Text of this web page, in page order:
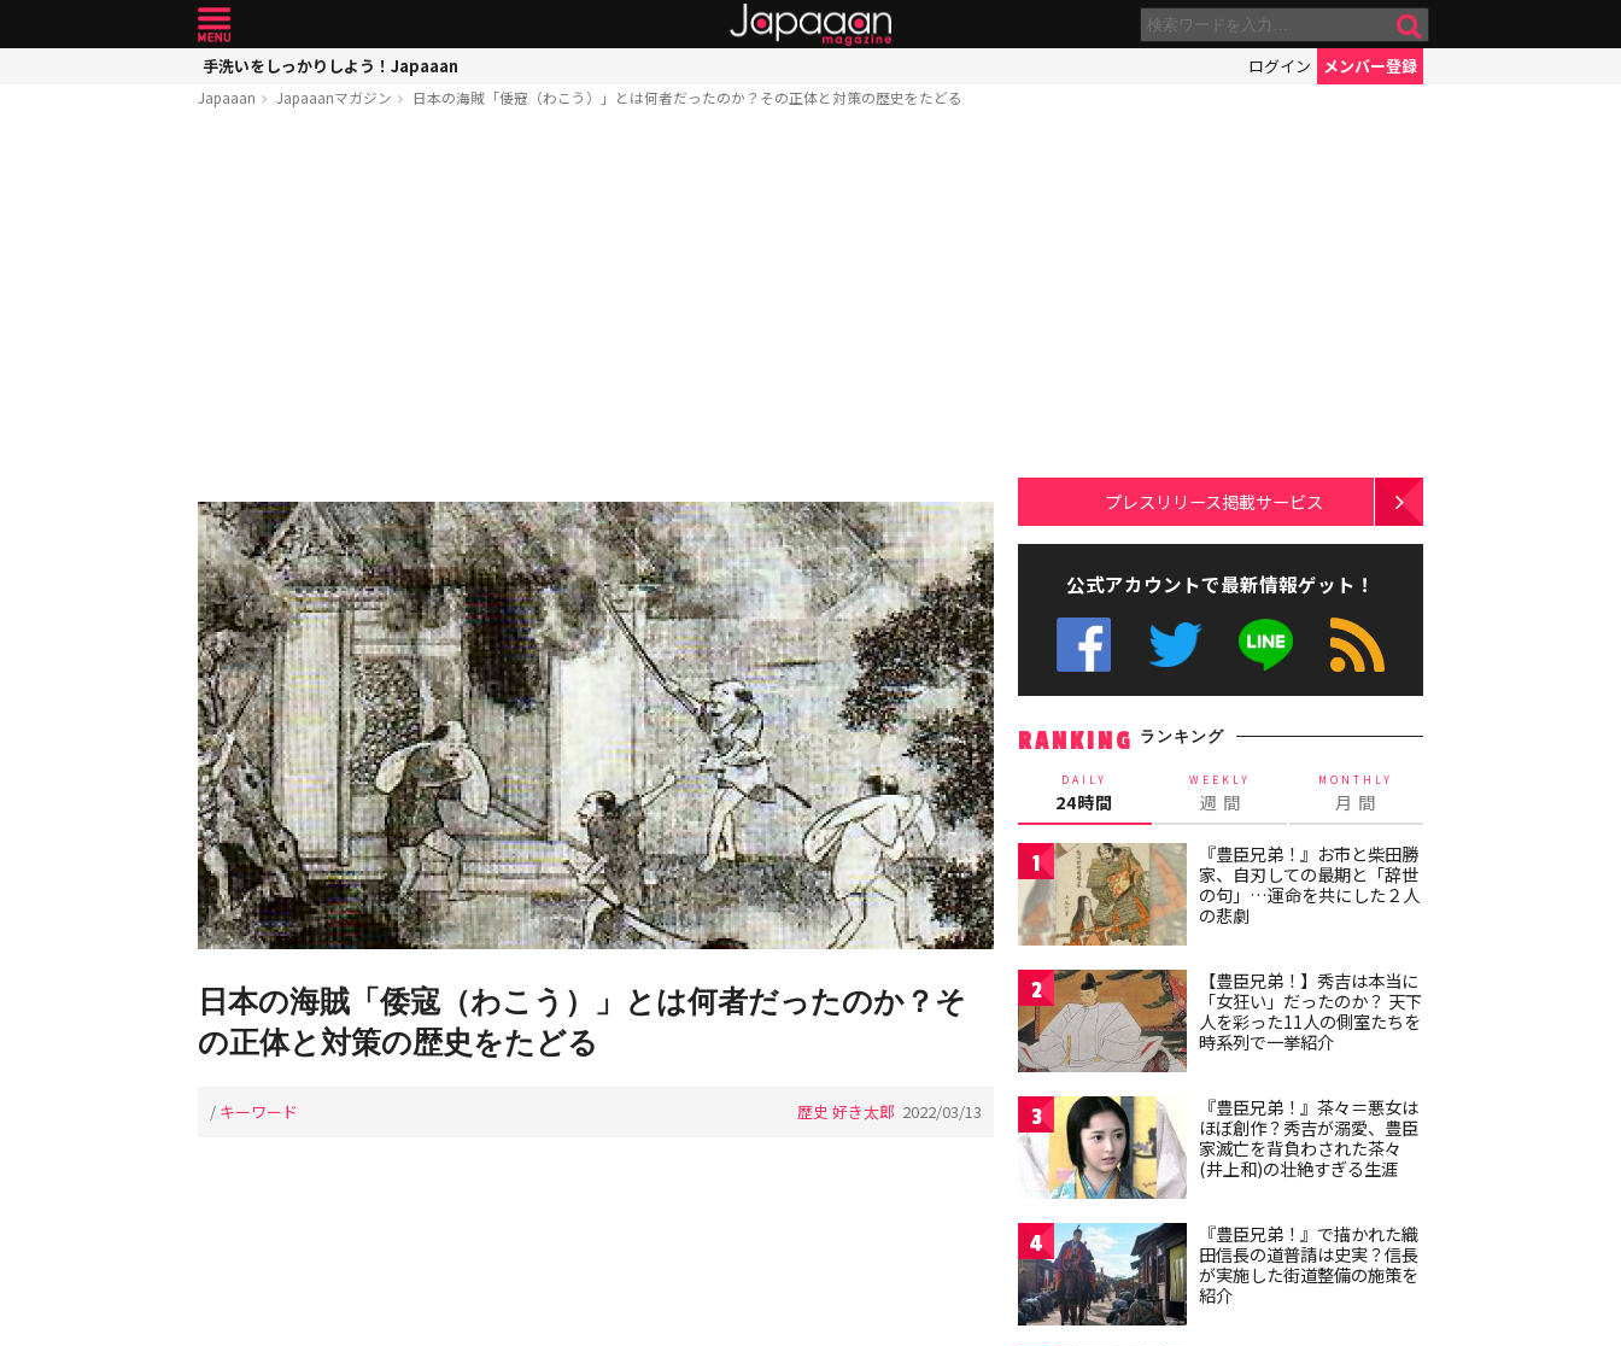
手洗いをしっかりしよう！Japaaan ログイン メンバー登録
Japaaan Japaaanマガジン 日本の海賊「倭寇（わこう）」とは何者だったのか？その正体と対策の歴史をたどる
日本の海賊「倭寇（わこう）」とは何者だったのか？そ
の正体と対策の歴史をたどる
/ キーワード 歴史 好き太郎 2022/03/13
プレスリリース掲載サービス
公式アカウントで最新情報ゲット！
RANKING ランキング
DAILY
24時間
WEEKLY
週 間
MONTHLY
月 間
1
『豊臣兄弟！』お市と柴田勝
家、自刃しての最期と「辞世
の句」…運命を共にした２人
の悲劇
2
【豊臣兄弟！】秀吉は本当に
「女狂い」だったのか？ 天下
人を彩った11人の側室たちを
時系列で一挙紹介
3
『豊臣兄弟！』茶々＝悪女は
ほぼ創作？秀吉が溺愛、豊臣
家滅亡を背負わされた茶々
(井上和)の壮絶すぎる生涯
4
『豊臣兄弟！』で描かれた織
田信長の道普請は史実？信長
が実施した街道整備の施策を
紹介